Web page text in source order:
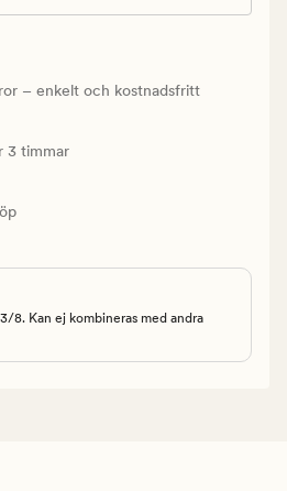
– enkelt och kostnadsfritt
3 timmar
8. Kan ej kombineras med andra